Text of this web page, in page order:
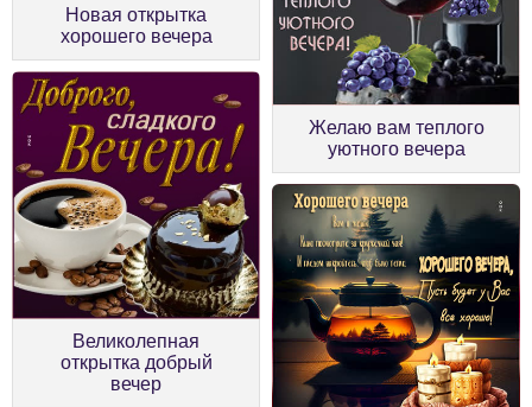
Новая открытка
хорошего вечера
Желаю вам теплого
уютного вечера
Великолепная
открытка добрый
вечер